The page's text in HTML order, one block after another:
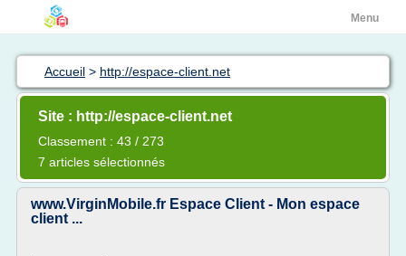
Menu
Accueil > http://espace-client.net
Site : http://espace-client.net
Classement : 43 / 273
7 articles sélectionnés
www.VirginMobile.fr Espace Client - Mon espace
client ...